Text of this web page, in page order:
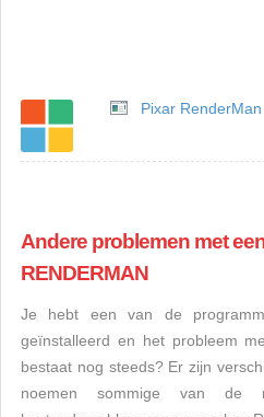
Pixar RenderMan
Andere problemen met
RENDERMAN
Je hebt een van de
geïnstalleerd en het probleem
bestaat nog steeds? Er zijn
noemen sommige van de